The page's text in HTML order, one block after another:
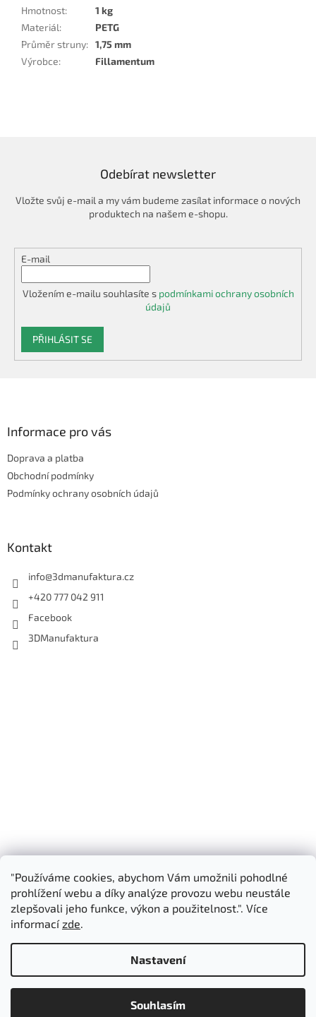
"Používáme cookies, abychom Vám umožnili pohodlné
prohlížení webu a díky analýze provozu webu neustále
zlepšovali jeho funkce, výkon a použitelnost.". Více
informacízde.
Nastavení
Souhlasím
Hmotnost:
1 kg
Materiál:
PETG
Průměr struny: 1,75 mm
Výrobce: Fillamentum
Odebírat newsletter
Vložte svůj e-mail a my vám budeme zasílat informace o nových
produktech na našem e-shopu.
E-mail
Vložením e-mailu souhlasíte s podmínkami ochrany osobních
údajů
PŘIHLÁSIT SE
Informace pro vás
Doprava a platba
Obchodní podmínky
Podmínky ochrany osobních údajů
Kontakt
info@3dmanufaktura.cz
+420 777 042 911
Facebook
3DManufaktura
Shoptet.cz 3D Manufaktura s.r.o.
Upravit nastavení cookies